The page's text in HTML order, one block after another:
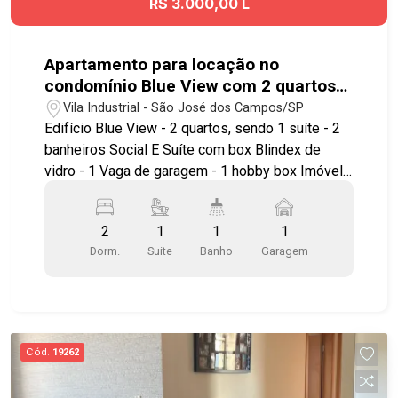
Tamoios, proporcionando deslocamento rápido
visita!! #imobiliaria #geraçãoimóveis
#aptovenda #aptovendaSJC #JardmSatélite
#aceitapet #elevador
R$ 3.000,00 L
Apartamento para locação no
condomínio Blue View com 2 quartos
sendo 1 suíte - 56,31 m² - No bairro
Vila Industrial - SJC
Vila Industrial - São José dos Campos/SP
Edifício Blue View - 2 quartos, sendo 1 suíte - 2
banheiros Social E Suíte com box Blindex de
vidro - 1 Vaga de garagem - 1 hobby box Imóvel
sacada - Sacada com piso frio - Cozinha ampla
com gabinete e piso frio - Quartos com piso
laminado Condomínio novo e completo em lazer:
Quadras - Academia completa - Delivery space -
Drone point delivery System - sistema de
atenuação sonora - Uber point - Car Wash -
2
Dorm.
1
Suite
1
Banho
1
Garagem
Cód. 19262